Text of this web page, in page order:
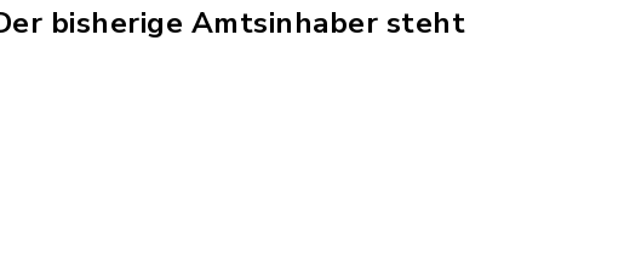
bisherige Amtsinhaber steht